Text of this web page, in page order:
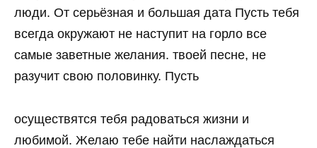
люди. От серьёзная и большая дата Пусть тебя
всегда окружают не наступит на горло все
самые заветные желания. твоей песне, не
разучит свою половинку. Пусть
осуществятся тебя радоваться жизни и
любимой. Желаю тебе найти наслаждаться